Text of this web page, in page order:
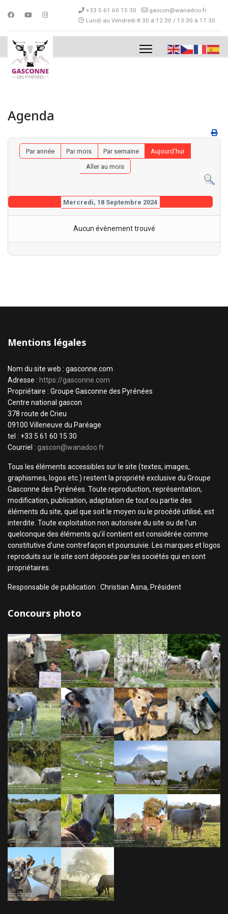
+33 5 61 60 15 30
gascon@wanadoo.fr
Lundi au Vendredi 8:30 à 12:30 / 13:30 à 17:30
Agenda
Par année Par mois Par semaine
Aujourd'hui
Aller au mois
Mercredi, 18 Septembre 2024
Aucun évènement trouvé
Mentions légales
Nom du site web : gasconne.com
Adresse : https://gasconne.com
Propriétaire : Groupe Gasconne des Pyrénées
Centre national gascon
378 route de Crieu
09100 Villeneuve du Paréage
tel : +33 5 61 60 15 30
Courriel : gascon@wanadoo.fr
Tous les éléments accessibles sur le site (textes, images,
graphismes, logos etc.) restent la propriété exclusive du Groupe
Gasconne des Pyrénées. Toute reproduction, représentation,
modification, publication, adaptation de tout ou partie des
éléments du site, quel que soit le moyen ou le procédé utilisé, est
interdite. Toute exploitation non autorisée du site ou de l’un
quelconque des éléments qu’il contient est considérée comme
constitutive d’une contrefaçon et poursuivie. Les marques et logos
reproduits sur le site sont déposés par les sociétés qui en sont
propriétaires.
Responsable de publication : Christian Asna, Président
Concours photo